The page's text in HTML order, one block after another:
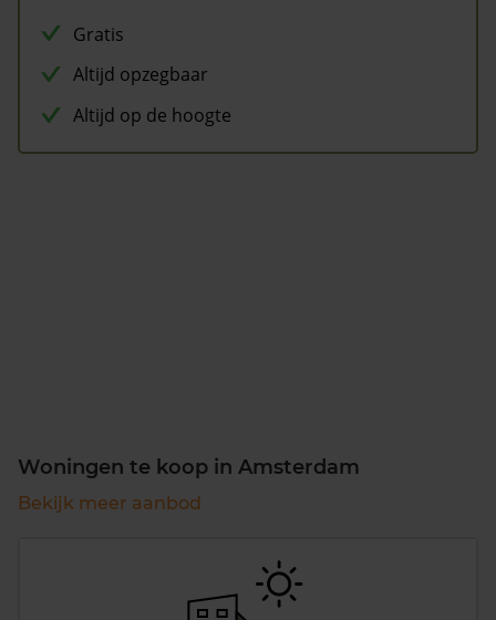
Gratis
Altijd opzegbaar
Altijd op de hoogte
Woningen te koop in Amsterdam
Bekijk meer aanbod